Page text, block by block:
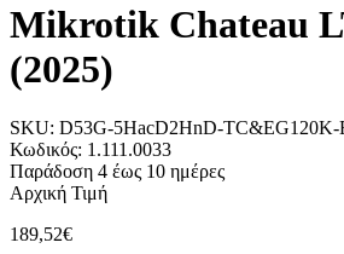
Mikrotik Chateau
(2025)
SKU: D53G-5HacD2HnD-TC&EG120K-
Κωδικός: 1.111.0033
Παράδοση 4 έως 10 ημέρες
Αρχική Τιμή
189,52€